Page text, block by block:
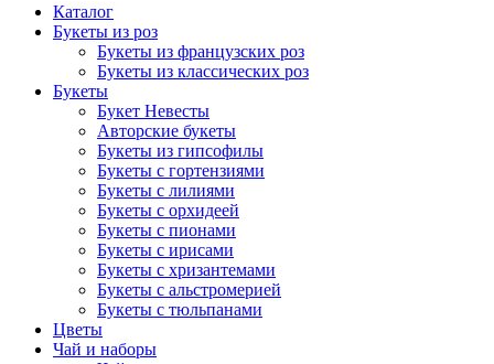
Каталог
Букеты из роз
Букеты из французских роз
Букеты из классических роз
Букеты
Букет Невесты
Авторские букеты
Букеты из гипсофилы
Букеты с гортензиями
Букеты с лилиями
Букеты с орхидеей
Букеты с пионами
Букеты с ирисами
Букеты с хризантемами
Букеты с альстромерией
Букеты с тюльпанами
Цветы
Чай и наборы